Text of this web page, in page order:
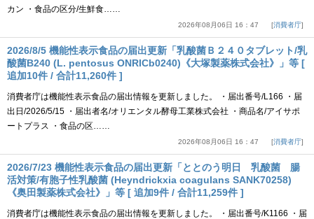
カン ・食品の区分/生鮮食……
2026年08月06日 16：47 消費者庁
2026/8/5 機能性表示食品の届出更新「乳酸菌Ｂ２４０タブレット/乳
酸菌B240 (L. pentosus ONRICb0240)《大塚製薬株式会社》」等 [
追加10件 / 合計11,260件 ]
消費者庁は機能性表示食品の届出情報を更新しました。 ・届出番号/L166 ・届
出日/2026/5/15 ・届出者名/オリエンタル酵母工業株式会社 ・商品名/アイサポ
ートプラス ・食品の区……
2026年08月06日 16：47 消費者庁
2026/7/23 機能性表示食品の届出更新「ととのう明日 乳酸菌 腸
活対策/有胞子性乳酸菌 (Heyndrickxia coagulans SANK70258)
《奥田製薬株式会社》」等 [ 追加9件 / 合計11,259件 ]
消費者庁は機能性表示食品の届出情報を更新しました。 ・届出番号/K1166 ・届